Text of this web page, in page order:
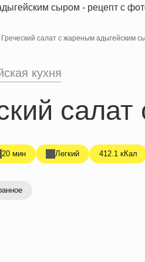
Греческий салат с жареным адыгейским
кухня
20 мин Легкий 412.1 кКал